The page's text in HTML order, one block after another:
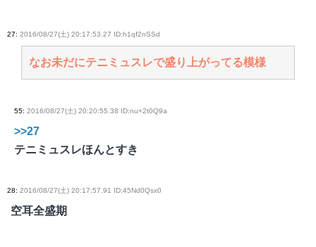
27: 2016/08/27(土) 20:17:53.27 ID:h1qf2nSSd
なお未だにテニミュスレで盛り上がってる模様
55: 2016/08/27(土) 20:20:55.38 ID:nu+2t0Q9a
>>27
テニミュスレほんとすき
28: 2016/08/27(土) 20:17:57.91 ID:45Nd0Qsx0
空耳全盛期